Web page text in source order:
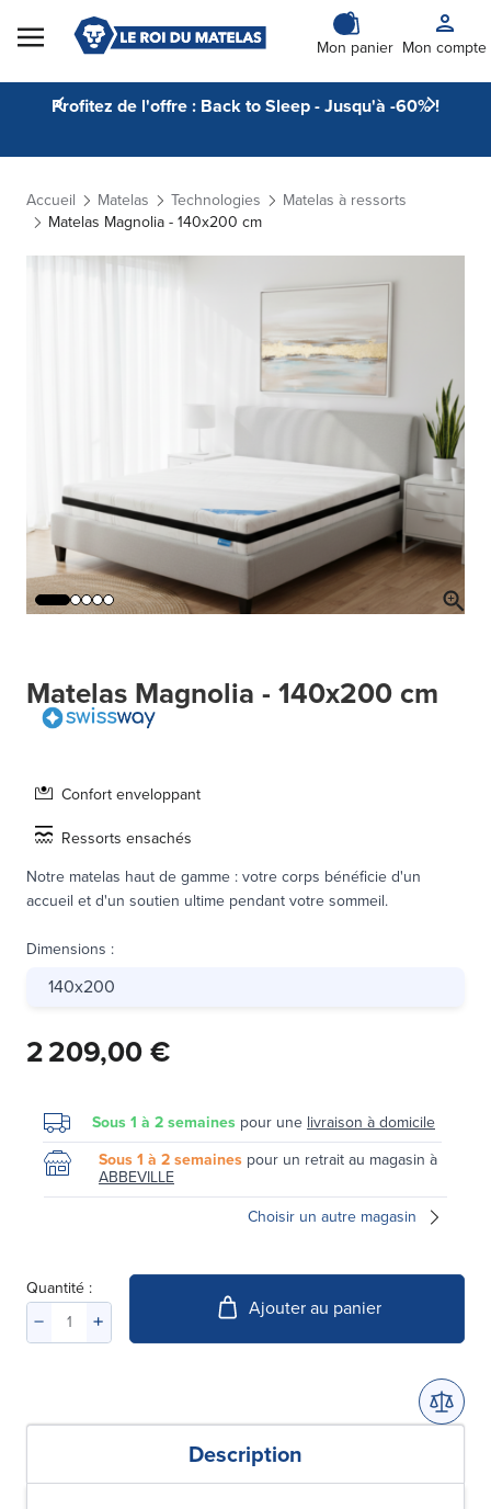
Skip to Content
Mon panier Mon compte
Profitez de l'offre : Back to Sleep - Jusqu'à -60% !
Accueil Matelas Technologies
Matelas à ressorts
Matelas Magnolia - 140x200 cm
Matelas Magnolia - 140x200 cm
Confort enveloppant
Ressorts ensachés
Notre matelas haut de gamme : votre corps bénéficie d'un
accueil et d'un soutien ultime pendant votre sommeil.
Dimensions :
140x200
2 209,00 €
Sous 1 à 2 semaines pour une livraison à domicile
Sous 1 à 2 semaines pour un retrait au magasin à
ABBEVILLE
Choisir un autre magasin
Quantité :
Ajouter au panier
Description